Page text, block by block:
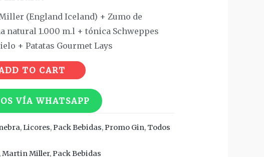
(England Iceland) + Zumo de
natural 1.000 m.l + tónica Schweppes
+ Patatas Gourmet Lays
TO CART
VÍA WHATSAPP
,Licores, Pack Bebidas, Promo Gin, Todos
,Martin Miller, Pack Bebidas